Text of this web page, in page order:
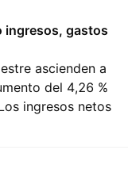
ingresos, gastos
ascienden a
del 4,26 %
ingresos netos